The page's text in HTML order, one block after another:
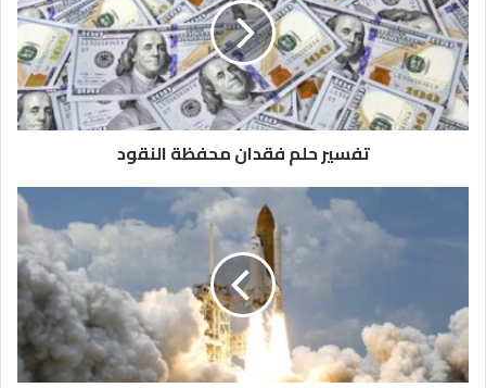
تفسير حلم فقدان محفظة النقود